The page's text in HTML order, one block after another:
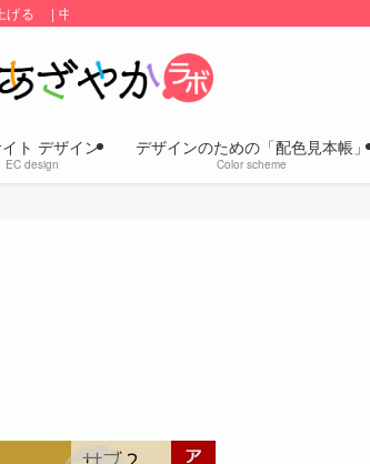
る | 中小企業のホームページ・ECサイトの改善、企画
ト デザイン
EC design
デザインのための「配色見本帳」
Color scheme